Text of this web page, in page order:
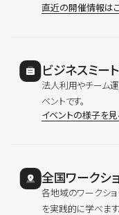
直近の開催情報は
ビジネスミー
法人利用やチーム
ベントです。
イベントの様子を見
全国ワークシ
各地域のワークシ
を実践的に学べます